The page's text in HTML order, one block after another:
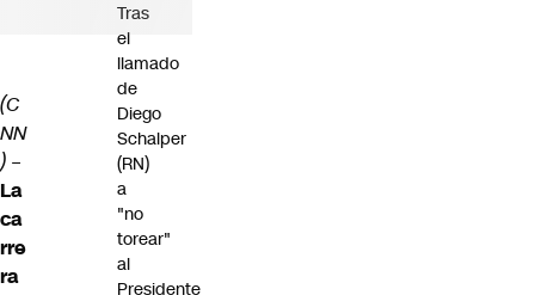
(C
NN
) –
La
ca
rre
ra
Tras
el
llamado
de
Diego
Schalper
(RN)
a
"no
torear"
al
Presidente